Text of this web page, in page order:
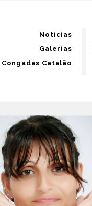
Notícias
Galerias
Congadas Catalão